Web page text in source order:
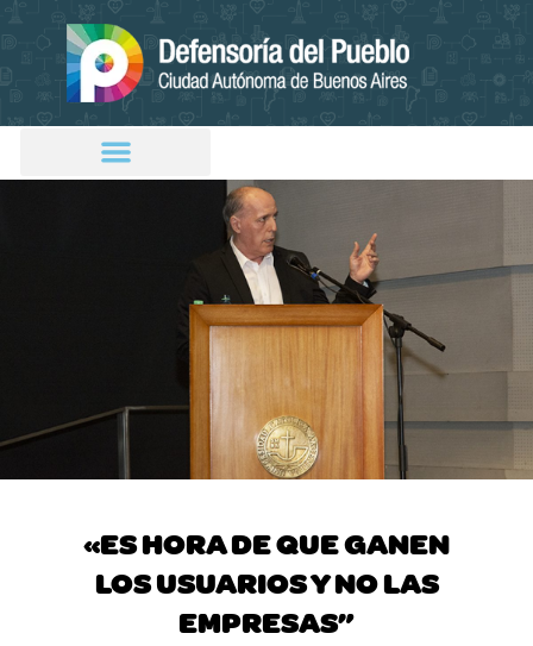
«ES HORA DE QUE GANEN
LOS USUARIOS Y NO LAS
EMPRESAS”